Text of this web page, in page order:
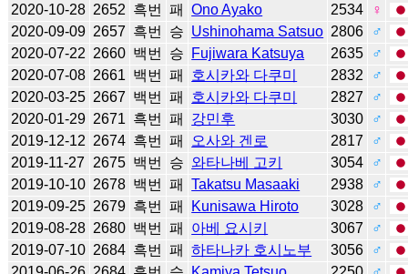
2020-10-28 2652 흑번 패 Ono Ayako 2534
♀
2020-09-09 2657 흑번 승 Ushinohama Satsuo 2806
♂
2020-07-22 2660 백번 승 Fujiwara Katsuya 2635
♂
2020-07-08 2661 백번 패 호시카와 다쿠미 2832
♂
2020-03-25 2667 백번 패 호시카와 다쿠미 2827
♂
2020-01-29 2671 흑번 패 강민후 3030
♂
2019-12-12 2674 흑번 패 오사와 겐로 2817
♂
2019-11-27
2675 백번 승 와타나베 고키 3054
♂
2019-10-10 2678 백번 패 Takatsu Masaaki 2938
♂
2019-09-25 2679 흑번 패 Kunisawa Hiroto 3028
♂
2019-08-28 2680 백번 패 아베 요시키 3067
♂
2019-07-10 2684 흑번 패 하타나카 호시노부 3056
♂